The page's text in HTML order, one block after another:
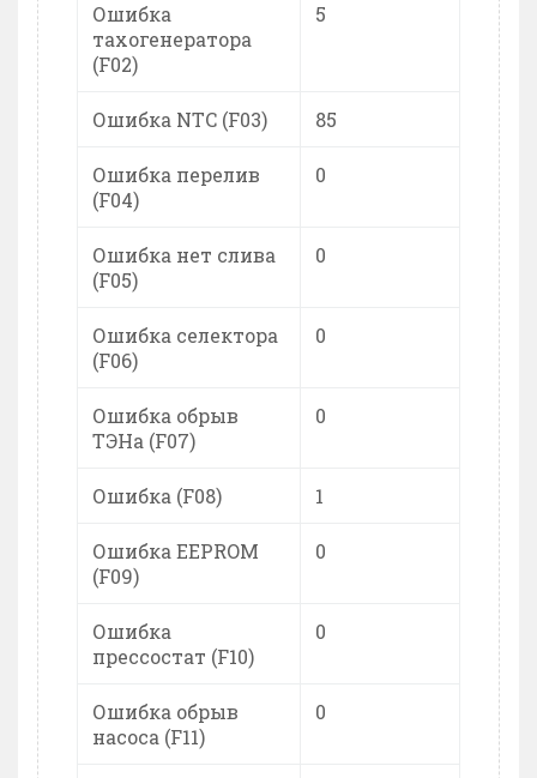
Ошибка
тахогенератора
(F02)
5
Ошибка NTC (F03) 85
Ошибка перелив
(F04)
0
Ошибка нет слива
(F05)
0
Ошибка селектора
(F06)
0
Ошибка обрыв
ТЭНа (F07)
0
Ошибка (F08) 1
Ошибка EEPROM
(F09)
0
Ошибка
прессостат (F10)
0
Ошибка обрыв
насоса (F11)
0